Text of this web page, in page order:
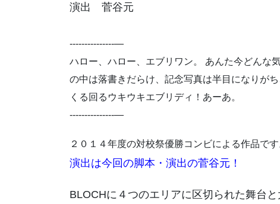
演出 菅谷元
---------------—
ハロー、ハロー、エブリワン。 あんた今どんな
の中は落書きだらけ、記念写真は半目になりが
くる回るウキウキエブリディ！あーあ。
---------------—
２０１４年度の対校祭優勝コンビによる作品で
演出は今回の脚本・演出の菅谷元！
BLOCHに４つのエリアに区切られた舞台